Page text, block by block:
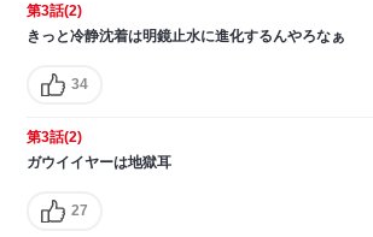
第3話(2)
きっと冷静沈着は明鏡止水に進化するんやろなぁ
34
第3話(2)
ガウイイヤーは地獄耳
27